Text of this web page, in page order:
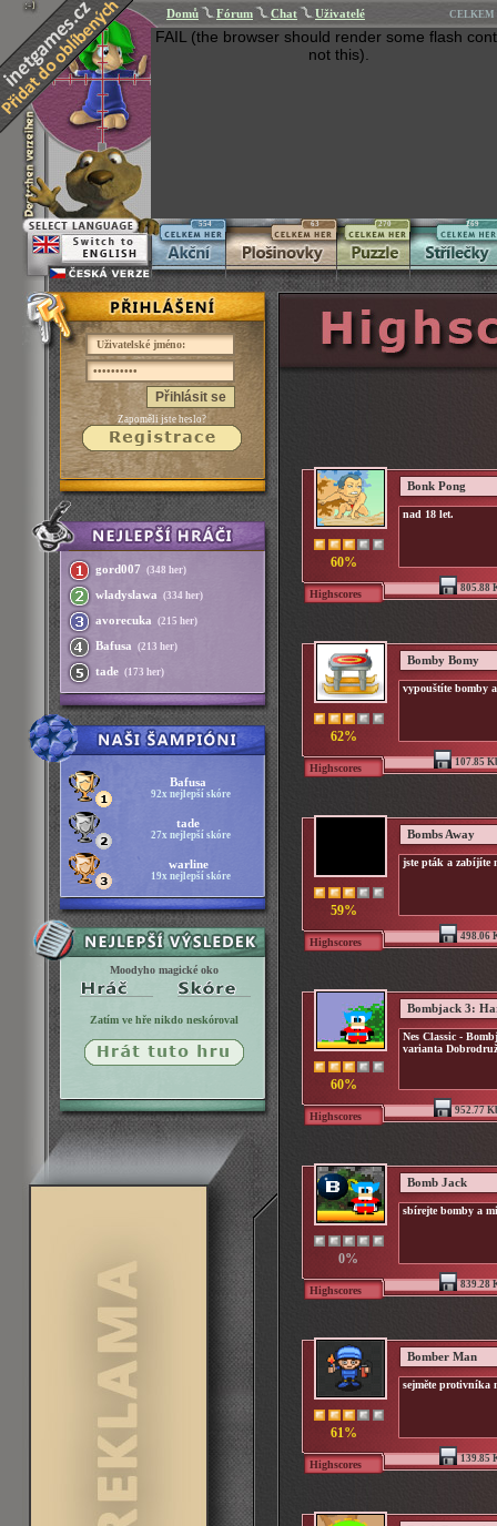
Domů Fórum Chat Uživatelé CELKEM
FAIL (the browser should render some flash
not this).
554 63 270 269
Přihlásit se
Zapoměli jste heslo?
gord007 (348 her)
wladyslawa (334 her)
avorecuka (215 her)
Bafusa (213 her)
tade (173 her)
Bafusa
92x nejlepší skóre
tade
27x nejlepší skóre
warline
19x nejlepší skóre
Moodyho magické oko
Zatím ve hře nikdo neskóroval
60%
Bonk Pong
nad 18 let.
Highscores 805.88
62%
Bomby Bomy
vypouštíte bomby
Highscores 107.85
59%
Bombs Away
jste pták a zabíjíte
Highscores 498.06
60%
Bombjack 3:
Nes Classic -
varianta
Highscores 952.77
0%
Bomb Jack
sbírejte bomby a
Highscores 839.28
61%
Bomber Man
sejměte protivníka
Highscores 139.85